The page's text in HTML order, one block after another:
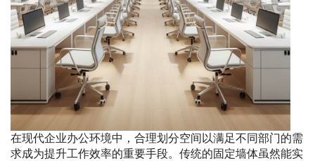
在现代企业办公环境中，合理划分空间以满足不同部门的需
求成为提升工作效率的重要手段。传统的固定墙体虽然能实